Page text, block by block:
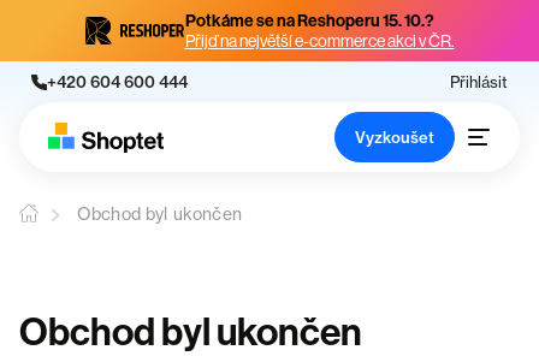
Potkáme se na Reshoperu 15. 10.?
Přijď na největší e-commerce akci v ČR.
+420 604 600 444 Přihlásit
Vyzkoušet
Obchod byl ukončen
Obchod byl ukončen